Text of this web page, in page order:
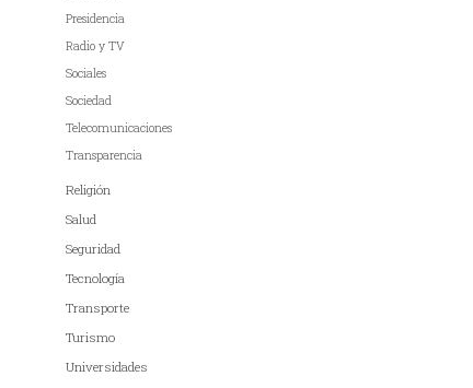
Presidencia
Radio y TV
Sociales
Sociedad
Telecomunicaciones
Transparencia
Religión
Salud
Seguridad
Tecnología
Transporte
Turismo
Universidades